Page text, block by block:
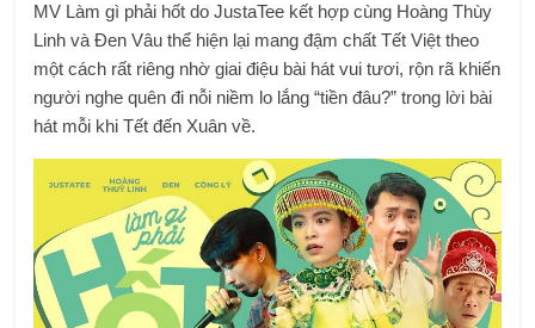
MV Làm gì phải hốt do JustaTee kết hợp cùng Hoàng Thùy
Linh và Đen Vâu thể hiện lại mang đậm chất Tết Việt theo
một cách rất riêng nhờ giai điệu bài hát vui tươi, rộn rã khiến
người nghe quên đi nỗi niềm lo lắng “tiền đâu?” trong lời bài
hát mỗi khi Tết đến Xuân về.